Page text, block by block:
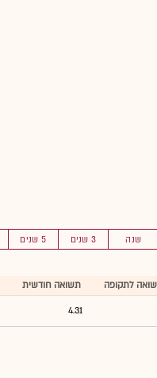
שנה 3 שנים 5 שנים
לתקופה תשואה חודשית
4.31